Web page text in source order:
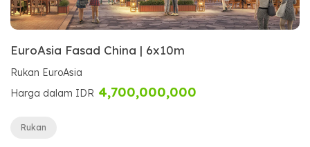
EuroAsia Fasad China | 6x10m
Rukan EuroAsia
Harga dalam IDR 4,700,000,000
Rukan